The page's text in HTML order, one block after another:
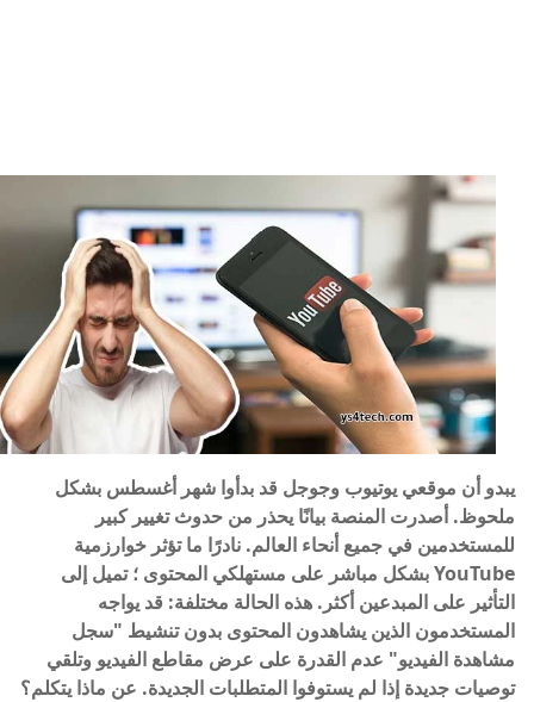
يبدو أن موقعي يوتيوب وجوجل قد بدأوا شهر أغسطس بشكل
ملحوظ. أصدرت المنصة بيانًا يحذر من حدوث تغيير كبير
للمستخدمين في جميع أنحاء العالم. نادرًا ما تؤثر خوارزمية
YouTube بشكل مباشر على مستهلكي المحتوى ؛ تميل إلى
التأثير على المبدعين أكثر. هذه الحالة مختلفة: قد يواجه
المستخدمون الذين يشاهدون المحتوى بدون تنشيط "سجل
مشاهدة الفيديو" عدم القدرة على عرض مقاطع الفيديو وتلقي
توصيات جديدة إذا لم يستوفوا المتطلبات الجديدة. عن ماذا يتكلم؟